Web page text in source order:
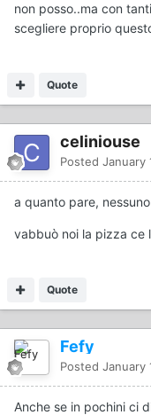
non posso..ma con
scegliere proprio
Quote
celiniouse
Posted January
a quanto pare,
vabbuò noi la pizza ce
Quote
Fefy
Posted January
Anche se in pochini ci